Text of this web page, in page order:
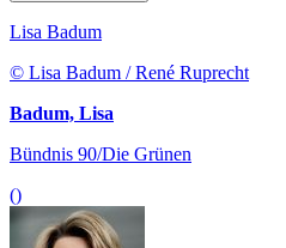
Lisa Badum
© Lisa Badum / René Ruprecht
Badum, Lisa
Bündnis 90/Die Grünen
()